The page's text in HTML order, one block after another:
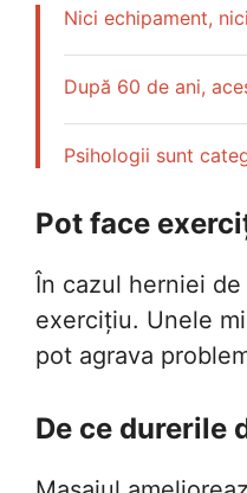
Nici echipament,
După 60 de ani,
Psihologii sunt
Pot face
În cazul herniei
exercițiu. Unele
pot agrava
De ce durerile